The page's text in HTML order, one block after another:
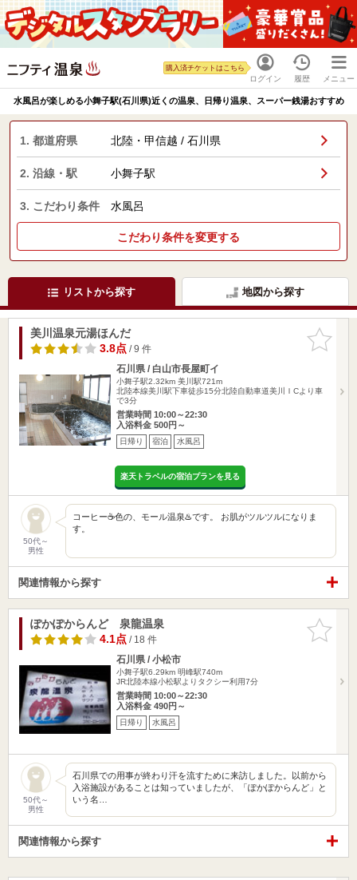
ログイン
購入済チケットはこちら
履歴 メニュー
水風呂が楽しめる小舞子駅(石川県)近くの温泉、日帰り温泉、スーパー銭湯おすすめ
1. 都道府県 北陸・甲信越 / 石川県
2. 沿線・駅 小舞子駅
3. こだわり条件 水風呂
こだわり条件を変更する
リストから探す 地図から探す
お気に入
りに追加
美川温泉元湯ほんだ
3.8点/ 9 件
石川県 / 白山市長屋町イ
小舞子駅2.32km 美川駅721m
北陸本線美川駅下車徒歩15分北陸自動車道美川ＩCより車
で3分
営業時間 10:00～22:30
入浴料金 500円～
日帰り 宿泊 水風呂
楽天トラベルの宿泊プランを見る
50代～
男性
コーヒー☕️色の、モール温泉♨️です。 お肌がツルツルになりま
す。
関連情報から探す
お気に入
りに追加
ぽかぽからんど 泉龍温泉
4.1点/ 18 件
石川県 / 小松市
小舞子駅6.29km 明峰駅740m
JR北陸本線小松駅よりタクシー利用7分
営業時間 10:00～22:30
入浴料金 490円～
日帰り 水風呂
50代～
男性
石川県での用事が終わり汗を流すために来訪しました。以前から
入浴施設があることは知っていましたが、「ぽかぽからんど」と
いう名…
関連情報から探す